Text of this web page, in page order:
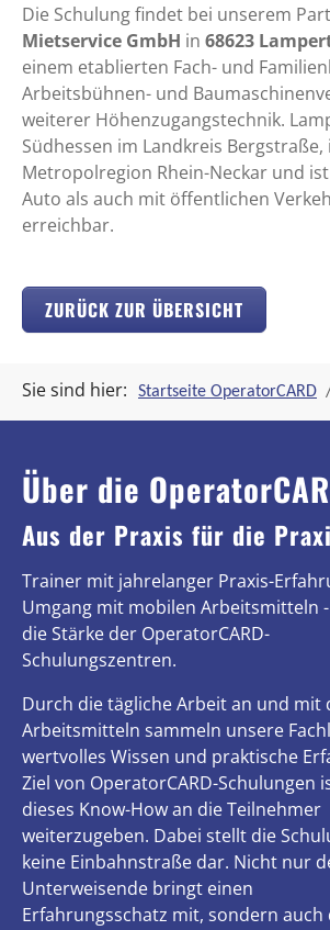
Die Schulung findet bei unserem
Mietservice GmbH in 68623
einem etablierten Fach- und
Arbeitsbühnen- und
weiterer Höhenzugangstechnik.
Südhessen im Landkreis Bergstraße,
Metropolregion Rhein-Neckar und
Auto als auch mit öffentlichen
erreichbar.
ZURÜCK ZUR ÜBERSICHT
Sie sind hier: Startseite OperatorCARD
Über die
Aus der Praxis für die
Trainer mit jahrelanger Praxis-
Umgang mit mobilen Arbeitsmitteln
die Stärke der OperatorCARD-
Schulungszentren.
Durch die tägliche Arbeit an und mit
Arbeitsmitteln sammeln unsere
wertvolles Wissen und praktische
Ziel von OperatorCARD-Schulungen
dieses Know-How an die Teilnehmer
weiterzugeben. Dabei stellt die
keine Einbahnstraße dar. Nicht nur
Unterweisende bringt einen
Erfahrungsschatz mit, sondern auch